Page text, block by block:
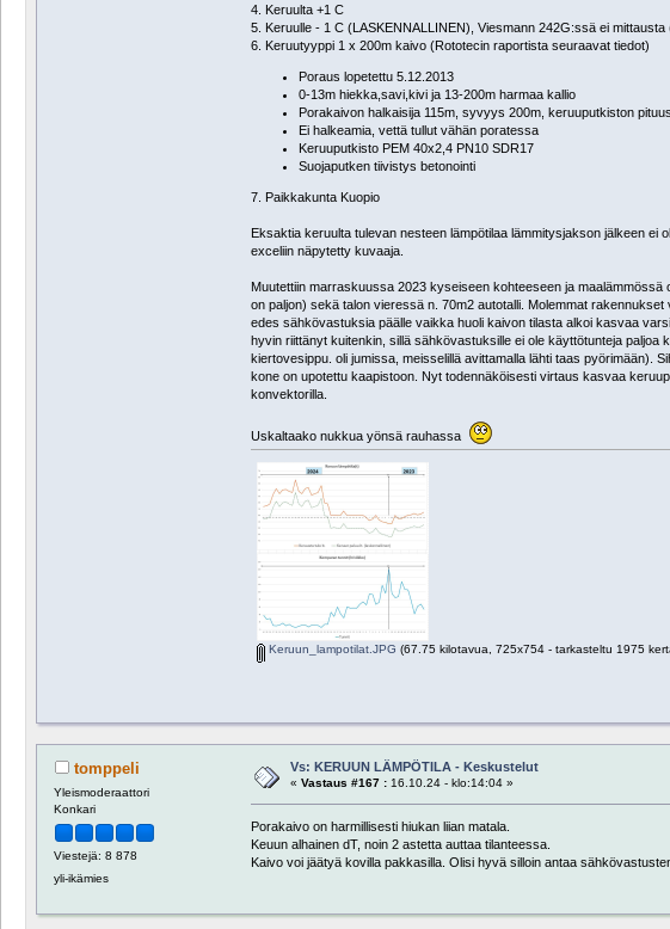
4. Keruulta +1 C
5. Keruulle - 1 C (LASKENNALLINEN), Viesmann 242G:ssä ei mittausta
6. Keruutyyppi 1 x 200m kaivo (Rototecin raportista seuraavat tiedot)
Poraus lopetettu 5.12.2013
0-13m hiekka,savi,kivi ja 13-200m harmaa kallio
Porakaivon halkaisija 115m, syvyys 200m, keruuputkiston
Ei halkeamia, vettä tullut vähän poratessa
Keruuputkisto PEM 40x2,4 PN10 SDR17
Suojaputken tiivistys betonointi
7. Paikkakunta Kuopio
Eksaktia keruulta tulevan nesteen lämpötilaa lämmitysjakson jälkeen ei
exceliin näpytetty kuvaaja.
Muutettiin marraskuussa 2023 kyseiseen kohteeseen ja
on paljon) sekä talon vieressä n. 70m2 autotalli. Molemmat
edes sähkövastuksia päälle vaikka huoli kaivon tilasta alkoi kasvaa
hyvin riittänyt kuitenkin, sillä sähkövastuksille ei ole käyttötunteja
kiertovesippu. oli jumissa, meisselillä avittamalla lähti taas pyörimään).
kone on upotettu kaapistoon. Nyt todennäköisesti virtaus kasvaa
konvektorilla.
Uskaltaako nukkua yönsä rauhassa
Keruun_lampotilat.JPG (67.75 kilotavua, 725x754 - tarkasteltu 1975
tomppeli
Yleismoderaattori
Konkari
Viestejä: 8 878
yli-ikämies
Vs: KERUUN LÄMPÖTILA - Keskustelut
« Vastaus #167 :16.10.24 - klo:14:04 »
Porakaivo on harmillisesti hiukan liian matala.
Keuun alhainen dT, noin 2 astetta auttaa tilanteessa.
Kaivo voi jäätyä kovilla pakkasilla. Olisi hyvä silloin antaa